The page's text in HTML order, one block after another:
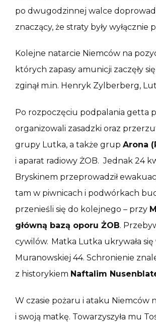
po dwugodzinnej walce
znaczący, że straty były wyłącznie
Kolejne natarcie Niemców na
których zapasy amunicji zaczęły
zginął m.in. Henryk Zylberberg,
Po rozpoczęciu podpalania getta
organizowali zasadzki oraz
grupy Lutka, a także grup Arona
i aparat radiowy ŻOB. Jednak 24
Bryskinem przeprowadził
tam w piwnicach i podwórkach
przenieśli się do kolejnego – przy
główną bazą oporu ŻOB.
cywilów. Matka Lutka ukrywała
Muranowskiej 44. Schronienie
z historykiem Naftalim
W czasie pożaru i ataku Niemców
i swoją matkę. Towarzyszyła mu